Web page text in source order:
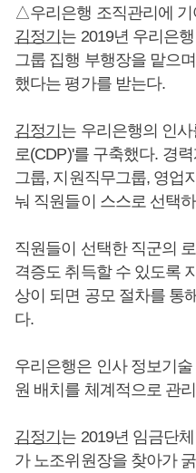
△우리은행 조직관리에 기
김정기는 2019년 우리은
그룹 집행 부행장을 맡으
했다는 평가를 받는다.
김정기는 우리은행의 인
로(CDP)'를 구축했다. 경
그룹, 지원직무그룹, 영업
눠 직원들이 스스로 선택
직원들이 선택한 직군의
격증도 취득할 수 있도록
상이 되면 공모 절차를 통
다.
우리은행은 인사 정보기
원 배치를 체계적으로 관
김정기는 2019년 임금단
가 노조위원장을 찾아가